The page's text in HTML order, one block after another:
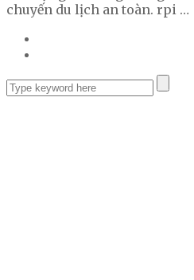
chuyến du lịch an toàn. rpi …